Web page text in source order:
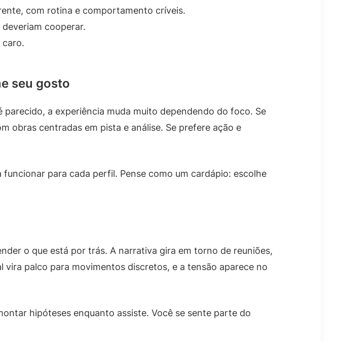
com rotina e comportamento críveis.
cooperar.
caro.
seu gosto
a experiência muda muito dependendo do foco. Se
obras centradas em pista e análise. Se prefere ação e
para cada perfil. Pense como um cardápio: escolhe
o que está por trás. A narrativa gira em torno de reuniões,
palco para movimentos discretos, e a tensão aparece no
hipóteses enquanto assiste. Você se sente parte do